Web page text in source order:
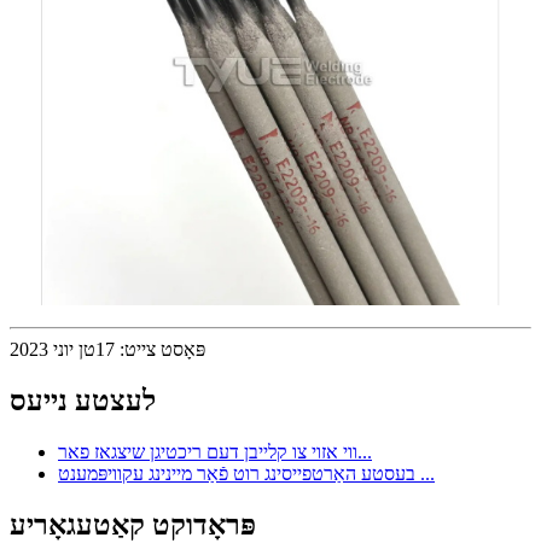
פּאָסט צייט: 17טן יוני 2023
לעצטע נייעס
ווי אזוי צו קלייבן דעם ריכטיגן שיצגאז פאר...
בעסטע האַרטפייסינג רוט פֿאַר מיינינג עקוויפּמענט ...
פּראָדוקט קאַטעגאָריע